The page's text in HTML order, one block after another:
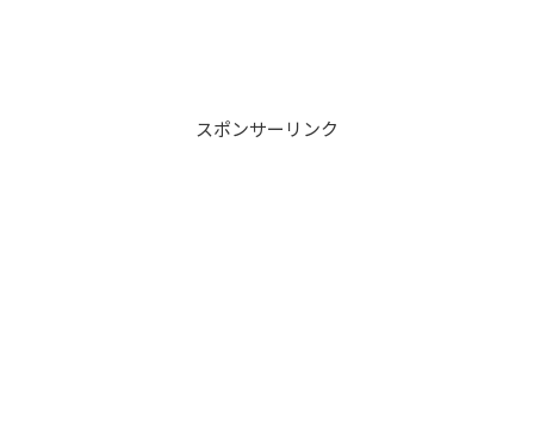
スポンサーリンク